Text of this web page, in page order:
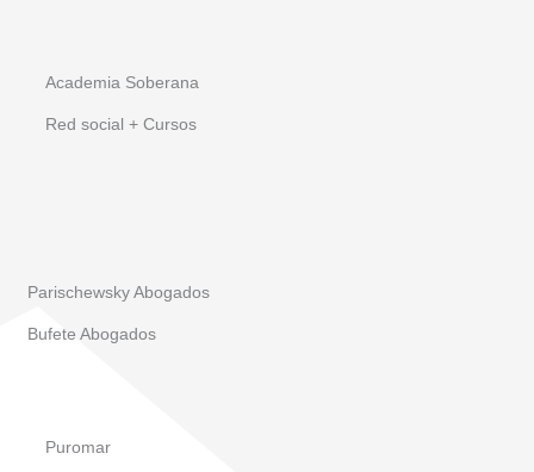
Academia Soberana
Red social + Cursos
Parischewsky Abogados
Bufete Abogados
Puromar